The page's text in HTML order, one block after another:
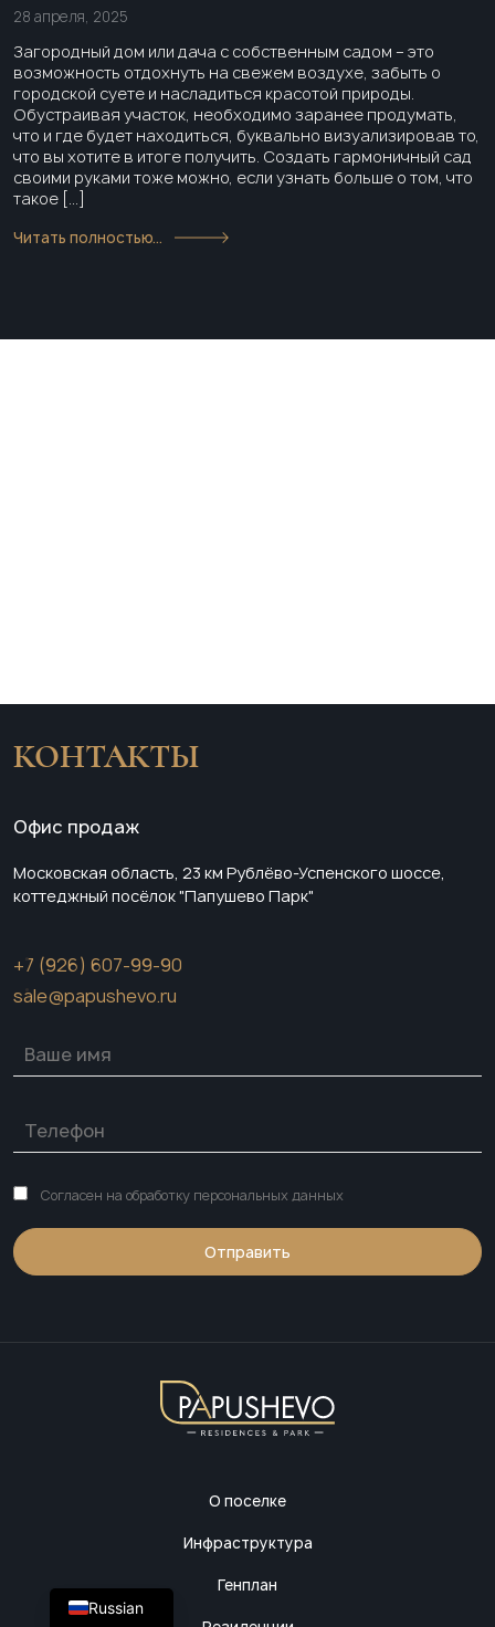
28 апреля, 2025
Загородный дом или дача с собственным садом – это
возможность отдохнуть на свежем воздухе, забыть о
городской суете и насладиться красотой природы.
Обустраивая участок, необходимо заранее продумать,
что и где будет находиться, буквально визуализировав то,
что вы хотите в итоге получить. Создать гармоничный сад
своими руками тоже можно, если узнать больше о том, что
такое […]
Читать полностью...
КОНТАКТЫ
Офис продаж
Московская область, 23 км Рублёво-Успенского шоссе,
коттеджный посёлок "Папушево Парк"
+7 (926) 607-99-90
sale@papushevo.ru
Согласен на обработку персональных данных
О поселке
Инфраструктура
Генплан
Russian